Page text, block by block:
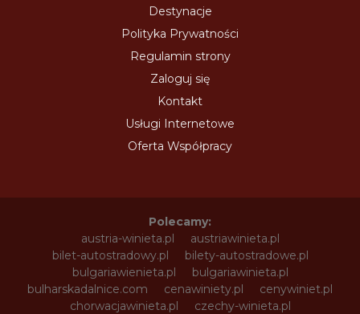
Destynacje
Polityka Prywatności
Regulamin strony
Zaloguj się
Kontakt
Usługi Internetowe
Oferta Współpracy
Polecamy:
austria-winieta.pl
austriawinieta.pl
bilet-autostradowy.pl
bilety-autostradowe.pl
bulgariawienieta.pl
bulgariawinieta.pl
bulharskadalnice.com
cenawiniety.pl
cenywiniet.pl
chorwacjawinieta.pl
czechy-winieta.pl